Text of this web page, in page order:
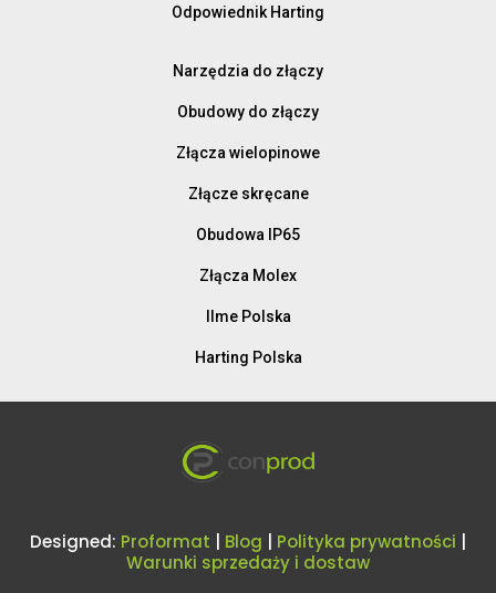
Odpowiednik Harting
Narzędzia do złączy
Obudowy do złączy
Złącza wielopinowe
Złącze skręcane
Obudowa IP65
Złącza Molex
Ilme Polska
Harting Polska
Designed: Proformat Blog Polityka prywatności
Warunki sprzedaży i dostaw